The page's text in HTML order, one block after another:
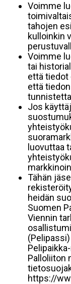
Voimme
tahojen
kulloinkin
Voimme
tai
että tiedot
että
Jos
luovuttaa
Tähän
heidän
Suomen
Viennin
Palloliiton
https://